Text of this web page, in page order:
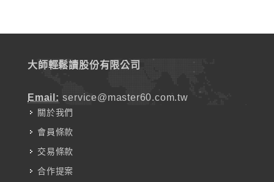
大師輕鬆讀股份有限公司
Email: service@master60.com.tw
關於我們
會員條款
交易條款
合作提案